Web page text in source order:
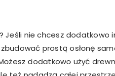
Jeśli nie chcesz dodatkowo
prostą osłonę
dodatkowo użyć